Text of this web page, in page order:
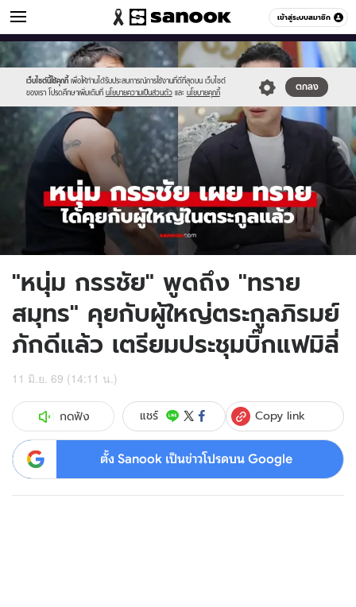
เข้าสู่ระบบสมาชิก
ข่าวบันเทิง หมวดอื่นๆ
เว็บไซต์นี้ใช้คุกกี้ เพื่อให้ท่านได้รับประสบการณ์การใช้งานที่ดีที่สุดบน เว็บไซต์
ของเรา โปรดศึกษาเพิ่มเติมที่ นโยบายความเป็นส่วนตัว และ นโยบายคุกกี้
ตกลง
Sanook
//s.isanook.com/sr/0/images/logo-
new-
sanook.png
600
60
//s.isanook.com/ns/0/ud/1978/9893698/5292929(47).jpg
"หนุ่ม กรรชัย" พูดถึง "ทราย
สมุทร" คุยกับผู้ใหญ่ตระกูลภิรมย์
ภักดีแล้ว เตรียมประชุมบิ๊กแฟมิลี่
11 มิ.ย. 69 (14:11 น.)
กดฟัง แชร์ Copy link
ตั้ง Sanook เป็นข่าวโปรดบน Google